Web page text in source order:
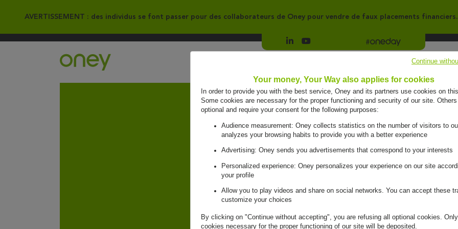
AVERTISSEMENT : des individus se font passer pour des collaborateurs de Oney pour vendre de faux placements financiers.
Suivre Oney sur LinkedIn
Suivre Oney sur YouTubeVoir les articles #oneday
Engagements
Your money, Your Way also applies for cookies
In order to provide you with the best service, Oney and its partners use cookies on
Some cookies are necessary for the proper functioning and security of our site. Others
optional and require your consent for the following purposes:
Audience measurement: Oney collects statistics on the number of visitors to
analyzes your browsing habits to provide you with a better experience
Advertising: Oney sends you advertisements that correspond to your interests
Personalized experience: Oney personalizes your experience on our site
your profile
Allow you to play videos and share on social networks. You can accept these
customize your choices
By clicking on "Continue without accepting", you are refusing all optional cookies.
cookies necessary for the proper functioning of our site will be deposited.
Continue